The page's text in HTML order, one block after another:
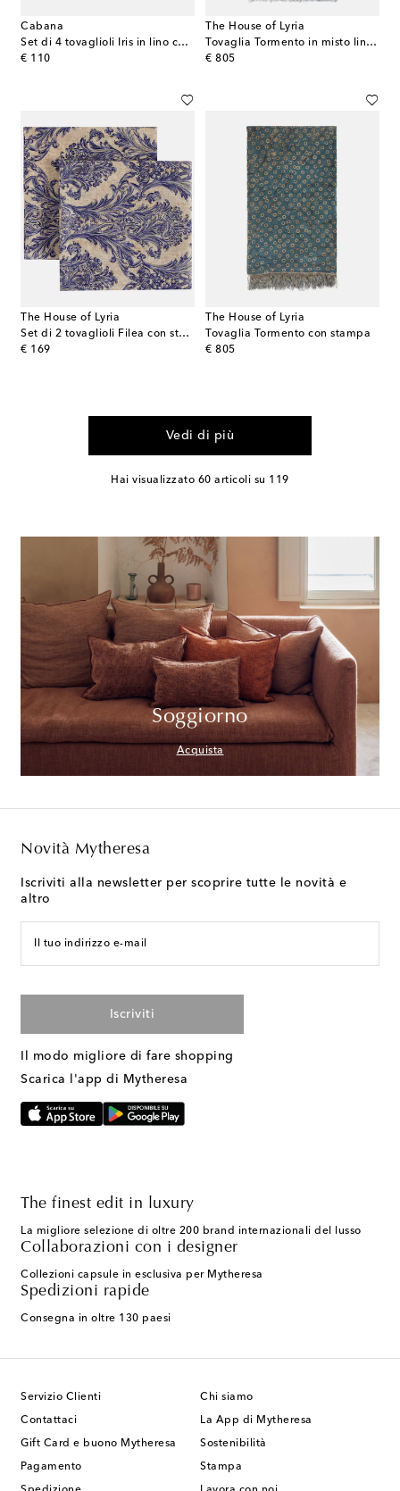
Cabana
Set di 4 tovaglioli Iris in lino con stampa floreale
€ 110
original price
The House of Lyria
Tovaglia Tormento in misto lino e cotone
€ 805
original price
The House of Lyria
Set di 2 tovaglioli Filea con stampa
€ 169
original price
The House of Lyria
Tovaglia Tormento con stampa
€ 805
original price
Vedi di più
Hai visualizzato 60 articoli su 119
Soggiorno
Acquista
Novità Mytheresa
Iscriviti alla newsletter per scoprire tutte le novità e
altro
Il tuo indirizzo e-mail
Iscriviti
Il modo migliore di fare shopping
Scarica l'app di Mytheresa
The finest edit in luxury
La migliore selezione di oltre 200 brand internazionali del lusso
Collaborazioni con i designer
Collezioni capsule in esclusiva per Mytheresa
Spedizioni rapide
Consegna in oltre 130 paesi
Servizio Clienti
Contattaci
Gift Card e buono Mytheresa
Pagamento
Chi siamo
La App di Mytheresa
Sostenibilità
Stampa